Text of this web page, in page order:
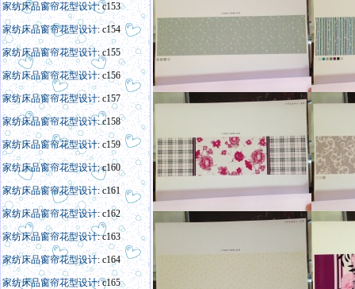
家纺床品窗帘花型设计: c153
家纺床品窗帘花型设计: c154
家纺床品窗帘花型设计: c155
家纺床品窗帘花型设计: c156
家纺床品窗帘花型设计: c157
家纺床品窗帘花型设计: c158
家纺床品窗帘花型设计: c159
家纺床品窗帘花型设计: c160
家纺床品窗帘花型设计: c161
家纺床品窗帘花型设计: c162
家纺床品窗帘花型设计: c163
家纺床品窗帘花型设计: c164
家纺床品窗帘花型设计: c165